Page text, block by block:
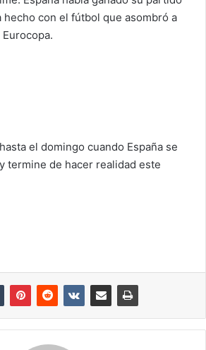
hecho con el fútbol que asombró a
el domingo cuando España se
termine de hacer realidad este